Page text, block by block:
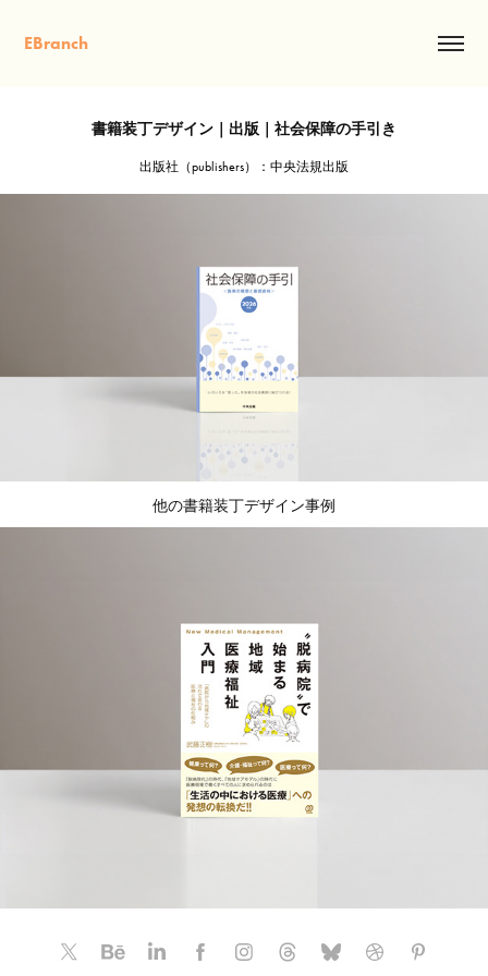
EBranch
書籍装丁デザイン｜出版｜社会保障の手引き
出版社（publishers）：中央法規出版
他の書籍装丁デザイン事例